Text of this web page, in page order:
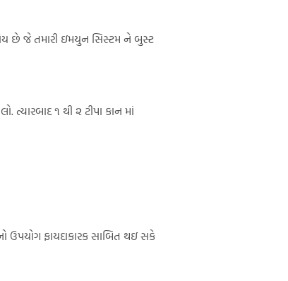
છે જે તમારી ઇમયુન સિસ્ટમ ને બુસ્ટ
૧ થી ૨ ટીપા કાન માં
ફાયદાકારક સાબિત થઇ સકે